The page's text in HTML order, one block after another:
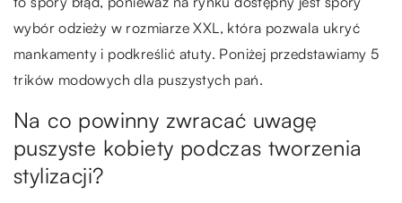
wybór odzieży w rozmiarze XXL, która pozwala ukryć
mankamenty i podkreślić atuty. Poniżej przedstawiamy 5
trików modowych dla puszystych pań.
Na co powinny zwracać uwagę
puszyste kobiety podczas tworzenia
stylizacji?